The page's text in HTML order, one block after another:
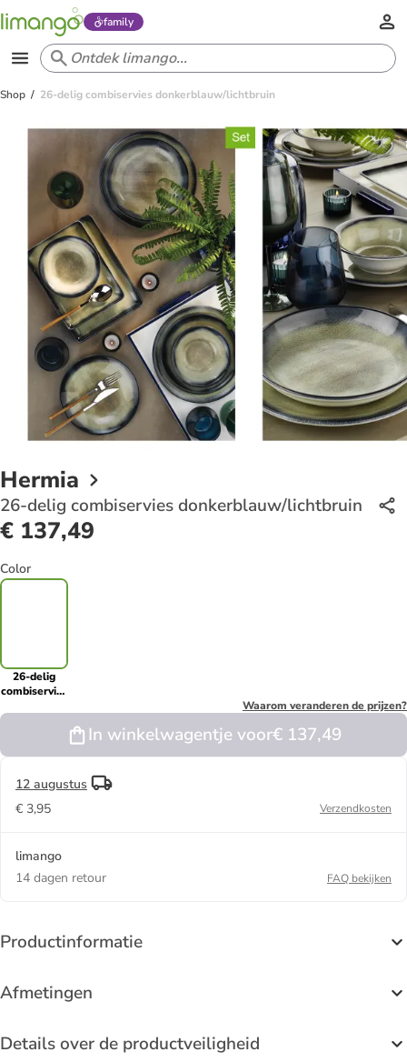
family
Shop 26-delig combiservies donkerblauw/lichtbruin
Hermia
26-delig combiservies donkerblauw/lichtbruin
€ 137,49
Color
26-delig
combiservies
Waarom veranderen de prijzen?
In winkelwagentje voor€ 137,49
12 augustus
€ 3,95
Verzendkosten
limango
14 dagen retour
FAQ bekijken
Productinformatie
Afmetingen
Details over de productveiligheid